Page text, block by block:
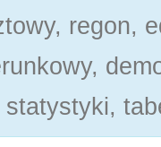
regon,
statystyki,